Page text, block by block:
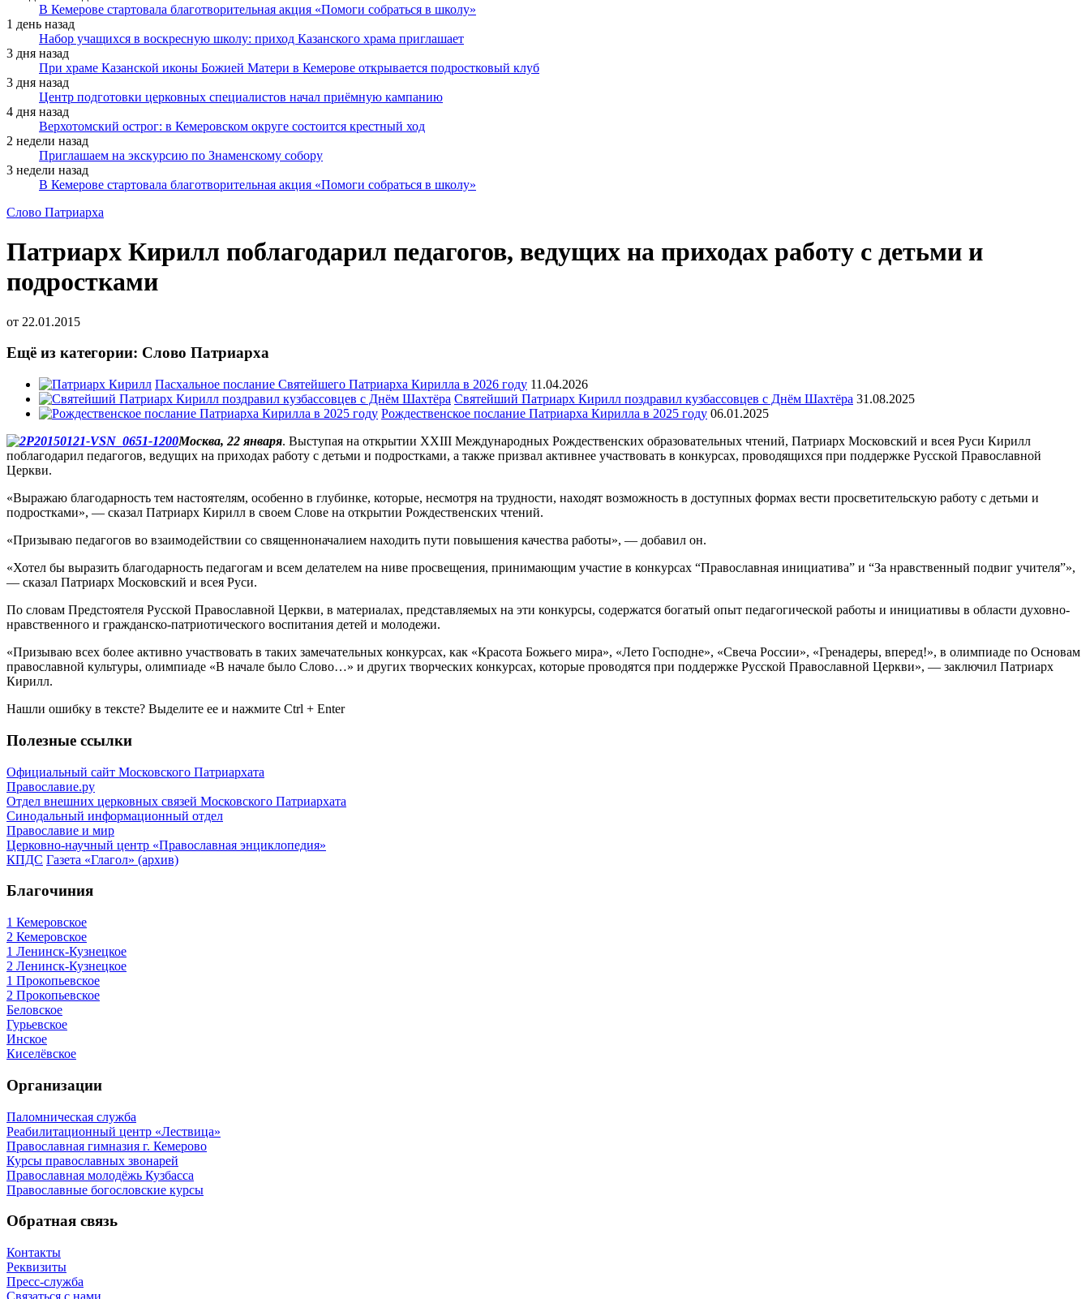
В Кемерове стартовала благотворительная акция «Помоги собраться в школу»
1 день назад
Набор учащихся в воскресную школу: приход Казанского храма приглашает
3 дня назад
При храме Казанской иконы Божией Матери в Кемерове открывается подростковый клуб
3 дня назад
Центр подготовки церковных специалистов начал приёмную кампанию
4 дня назад
Верхотомский острог: в Кемеровском округе состоится крестный ход
2 недели назад
Приглашаем на экскурсию по Знаменскому собору
3 недели назад
В Кемерове стартовала благотворительная акция «Помоги собраться в школу»
Слово Патриарха
Патриарх Кирилл поблагодарил педагогов, ведущих на приходах работу с детьми и
подростками
от 22.01.2015
Ещё из категории: Слово Патриарха
Пасхальное послание Святейшего Патриарха Кирилла в 2026 году 11.04.2026
Святейший Патриарх Кирилл поздравил кузбассовцев с Днём Шахтёра 31.08.2025
Рождественское послание Патриарха Кирилла в 2025 году 06.01.2025
Москва, 22 января. Выступая на открытии XXIII Международных Рождественских образовательных чтений, Патриарх Московский и всея Руси Кирилл
поблагодарил педагогов, ведущих на приходах работу с детьми и подростками, а также призвал активнее участвовать в конкурсах, проводящихся при поддержке Русской Православной
Церкви.
«Выражаю благодарность тем настоятелям, особенно в глубинке, которые, несмотря на трудности, находят возможность в доступных формах вести просветительскую работу с детьми и
подростками», — сказал Патриарх Кирилл в своем Слове на открытии Рождественских чтений.
«Призываю педагогов во взаимодействии со священноначалием находить пути повышения качества работы», — добавил он.
«Хотел бы выразить благодарность педагогам и всем делателем на ниве просвещения, принимающим участие в конкурсах “Православная инициатива” и “За нравственный подвиг учителя”»,
— сказал Патриарх Московский и всея Руси.
По словам Предстоятеля Русской Православной Церкви, в материалах, представляемых на эти конкурсы, содержатся богатый опыт педагогической работы и инициативы в области духовно-
нравственного и гражданско-патриотического воспитания детей и молодежи.
«Призываю всех более активно участвовать в таких замечательных конкурсах, как «Красота Божьего мира», «Лето Господне», «Свеча России», «Гренадеры, вперед!», в олимпиаде по Основам
православной культуры, олимпиаде «В начале было Слово…» и других творческих конкурсах, которые проводятся при поддержке Русской Православной Церкви», — заключил Патриарх
Кирилл.
Нашли ошибку в тексте? Выделите ее и нажмите Ctrl + Enter
Полезные ссылки
Официальный сайт Московского Патриархата
Православие.ру
Отдел внешних церковных связей Московского Патриархата
Синодальный информационный отдел
Православие и мир
Церковно-научный центр «Православная энциклопедия»
КПДС Газета «Глагол» (архив)
Благочиния
1 Кемеровское
2 Кемеровское
1 Ленинск-Кузнецкое
2 Ленинск-Кузнецкое
1 Прокопьевское
2 Прокопьевское
Беловское
Гурьевское
Инское
Киселёвское
Организации
Паломническая служба
Реабилитационный центр «Лествица»
Православная гимназия г. Кемерово
Курсы православных звонарей
Православная молодёжь Кузбасса
Православные богословские курсы
Обратная связь
Контакты
Реквизиты
Пресс-служба
Связаться с нами